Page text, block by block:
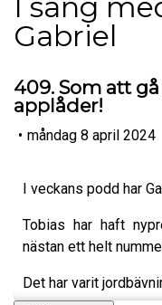
I säng
Gabriel
409. Som att
applåder!
• måndag 8 april 2024
I veckans podd har
Tobias har haft
nästan ett helt
Det har varit